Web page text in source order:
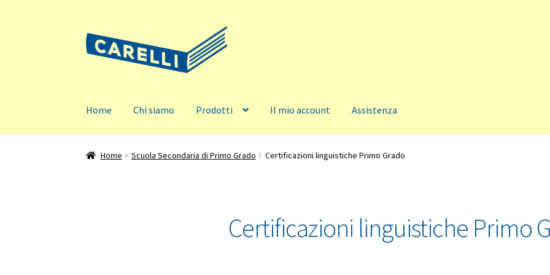
Vai
alla
navigazione
Vai
al
contenuto
Home Chi siamo Prodotti Il mio account Assistenza
Home Scuola Secondaria di Primo Grado Certificazioni linguistiche Primo Grado
Certificazioni linguistiche Primo